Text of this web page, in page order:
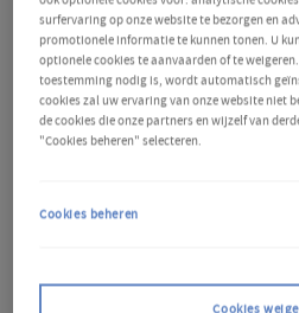
de aanhoudende
de handelstarieven.De
voortaan een groei van 2,8%
surfervaring op onze website te bezorgen en
promotionele informatie te kunnen tonen. U
optionele cookies te aanvaarden of te
toestemming nodig is, wordt automatisch
cookies zal uw ervaring van onze website niet
de cookies die onze partners en wijzelf van
"Cookies beheren" selecteren.
Cookies
Cookies beheren